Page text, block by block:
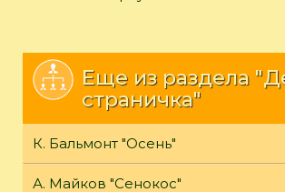
Еще из раздела
страничка"
К. Бальмонт "Осень"
А. Майков "Сенокос"